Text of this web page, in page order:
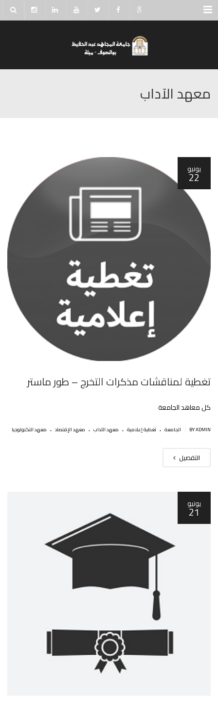
Menu
معهد الآداب
يونيو
22
تغطية لمناقشات مذكرات التخرج – طور ماستر
كل معاهد الجامعة
BY ADMIN الجامعة . تغطية إعلامية . معهد الآداب . معهد الإقتصاد . معهد التكنولوجيا
التفصيل
يونيو
21